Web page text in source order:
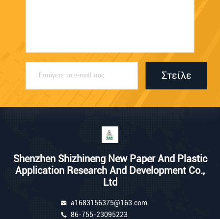
Στείλε
Shenzhen Shizhineng New Paper And Plastic
Application Research And Development Co.,
Ltd
a1683156375@163.com
86-755-23095223